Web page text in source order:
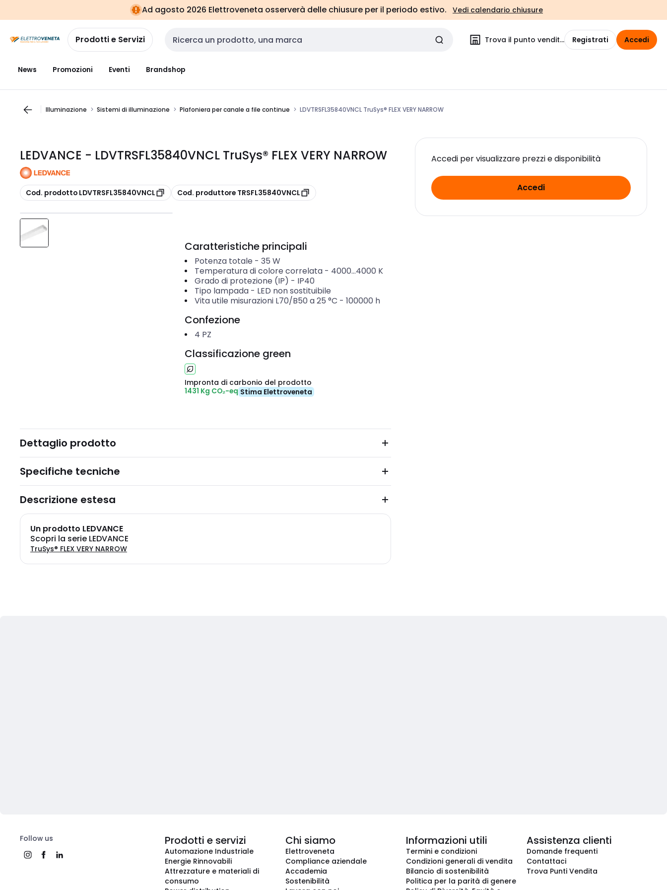
navigazionealla
pagina
Ad agosto 2026 Elettroveneta osserverà delle chiusure per il periodo estivo. Vedi calendario chiusure
Prodotti e Servizi Cerca input Trova il punto vendita Registrati Accedi
News Promozioni Eventi Brandshop
Illuminazione Sistemi di illuminazione Plafoniera per canale a file continue LDVTRSFL35840VNCL TruSys® FLEX VERY NARROW
LEDVANCE - LDVTRSFL35840VNCL TruSys® FLEX VERY NARROW
copia
Cod. prodotto LDVTRSFL35840VNCL copia
Cod. produttore TRSFL35840VNCL
Accedi per visualizzare prezzi e disponibilità
Accedi
Caratteristiche principali
Potenza totale - 35 W
Temperatura di colore correlata- 4000...4000 K
Grado di protezione (IP) - IP40
Tipo lampada- LED non sostituibile
Vita utile misurazioni L70/B50 a 25 °C - 100000 h
Confezione
4 PZ
Classificazione green
Impronta di carbonio del prodotto
1431 Kg CO₂-eq Stima Elettroveneta
Dettaglio prodotto
Specifiche tecniche
Descrizione estesa
Un prodotto LEDVANCE
Scopri la serie LEDVANCE
TruSys® FLEX VERY NARROW
Follow us Prodotti e servizi
Automazione Industriale
Energie Rinnovabili
Attrezzature e materiali di
consumo
Chi siamo
Elettroveneta
Compliance aziendale
Accademia
Sostenibilità
Informazioni utili
Termini e condizioni
Condizioni generali di vendita
Bilancio di sostenibilità
Politica per la parità di genere
Assistenza clienti
Domande frequenti
Contattaci
Trova Punti Vendita